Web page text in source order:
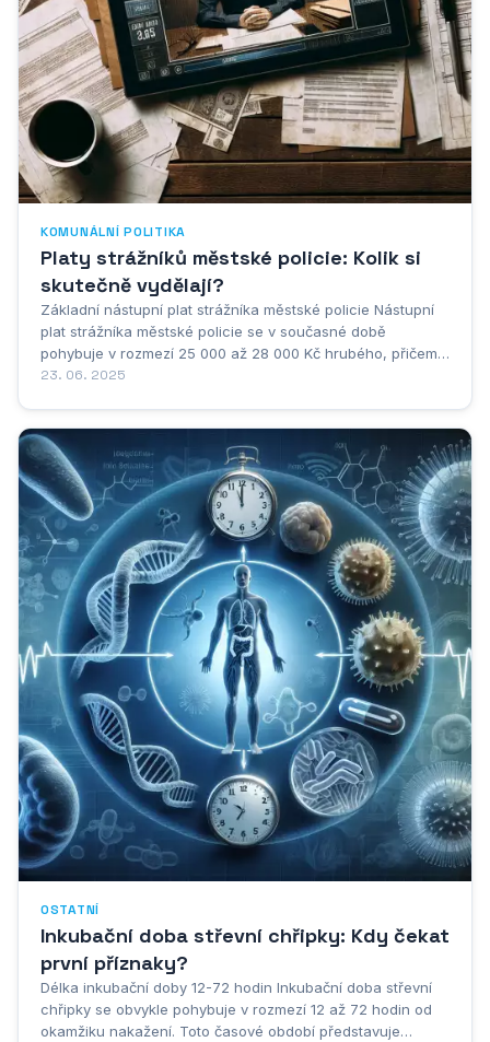
KOMUNÁLNÍ POLITIKA
Platy strážníků městské policie: Kolik si
skutečně vydělají?
Základní nástupní plat strážníka městské policie Nástupní
plat strážníka městské policie se v současné době
pohybuje v rozmezí 25 000 až 28 000 Kč hrubého, přičemž
tato částka se může výrazně lišit v závislosti na konkrétním
23. 06. 2025
OSTATNÍ
Inkubační doba střevní chřipky: Kdy čekat
první příznaky?
Délka inkubační doby 12-72 hodin Inkubační doba střevní
chřipky se obvykle pohybuje v rozmezí 12 až 72 hodin od
okamžiku nakažení. Toto časové období představuje